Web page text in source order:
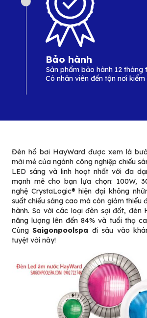
Bảo hành
Sản phẩm bảo hành 12 tháng
Có nhân viên đến tận nơi
Đèn hồ bơi HayWard được xem là
mới mẻ của ngành công nghiệp chiếu
LED sáng và linh hoạt nhất với đa
mạnh mẽ cho bạn lựa chọn: 100W,
nghệ CrystaLogic® hiện đại không
suất chiếu sáng cao mà còn giảm thiểu
hành. So với các loại đèn sợi đốt, đèn
năng lượng lên đến 84% và tuổi thọ
CùngSaigonpoolspa đi sâu vào
tuyệt vời này!